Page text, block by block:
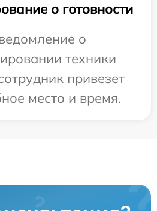
о готовности
о
техники
привезет
место и время.